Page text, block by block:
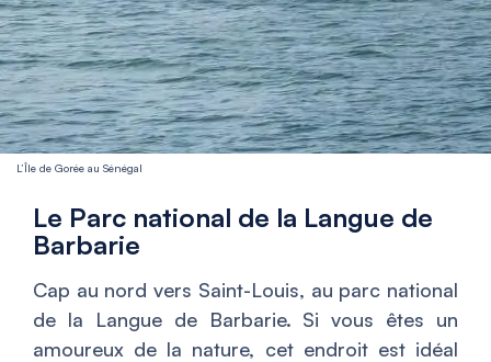
L’Île de Gorée au Sénégal
Le Parc national de la Langue de
Barbarie
Cap au nord vers Saint-Louis, au parc national
de la Langue de Barbarie. Si vous êtes un
amoureux de la nature, cet endroit est idéal